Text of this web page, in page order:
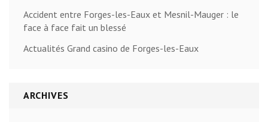
Accident entre Forges-les-Eaux et Mesnil-Mauger : le
face à face fait un blessé
Actualités Grand casino de Forges-les-Eaux
ARCHIVES